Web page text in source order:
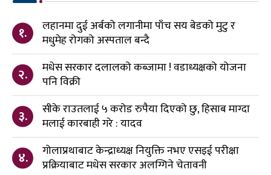
१.
लहानमा दुई अर्बको लगानीमा पाँच सय बेडको मुटु र
मधुमेह रोगको अस्पताल बन्दै
२.
मधेस सरकार दलालको कब्जामा ! वडाध्यक्षको योजना
पनि विक्री
३.
सीके राउतलाई ५ करोड रुपैया दिएको छु, हिसाब माग्दा
मलाई कारबाही गरे : यादव
४.
गोलाप्रथाबाट केन्द्राध्यक्ष नियुक्ति नभए एसइई परीक्षा
प्रक्रियाबाट मधेस सरकार अलग्गिने चेतावनी